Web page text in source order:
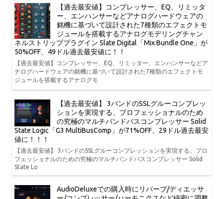
【過去最安値】コンプレッサー、EQ、リミッタ
ー、エンハンサーなどアナログハードウェアの
銘機に基づいて設計された7種類のエフェクトモ
ジュールを搭載するアナログモデリングチャン
ネルストリッププラグイン Slate Digital「Mix Bundle One」が
50%OFF、49ドル過去最安値に！！
【過去最安値】コンプレッサー、EQ、リミッター、エンハンサーなどア
ナログハードウェアの銘機に基づいて設計された7種類のエフェクトモ
ジュールを搭載するアナログモ
【過去最安値】 3バンドのSSLグルーコンプレッ
ションを実現する、プロフェッショナルのため
の究極のマルチバンドバスコンプレッサー Solid
State Logic「G3 MultiBusComp」が71%OFF、29ドル過去最安
値に！！！
【過去最安値】 3バンドのSSLグルーコンプレッションを実現する、プロ
フェッショナルのための究極のマルチバンドバスコンプレッサー Solid
State Lo
AudioDeluxeでの購入時にリバーブ/ディエッサ